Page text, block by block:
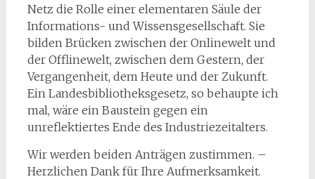
Netz die Rolle einer elementaren Säule der
Informations- und Wissensgesellschaft. Sie
bilden Brücken zwischen der Onlinewelt und
der Offlinewelt, zwischen dem Gestern, der
Vergangenheit, dem Heute und der Zukunft.
Ein Landesbibliotheksgesetz, so behaupte ich
mal, wäre ein Baustein gegen ein
unreflektiertes Ende des Industriezeitalters.
Wir werden beiden Anträgen zustimmen. –
Herzlichen Dank für Ihre Aufmerksamkeit.